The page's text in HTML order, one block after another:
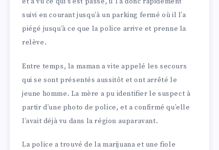
suivi en courant jusqu’à un parking fermé où il l’a
piégé jusqu’à ce que la police arrive et prenne la
relève.
Entre temps, la maman a vite appelé les secours
qui se sont présentés aussitôt et ont arrêté le
jeune homme. La mère a pu identifier le suspect à
partir d’une photo de police, et a confirmé qu’elle
l’avait déjà vu dans la région auparavant.
La police a trouvé de la marijuana et une fiole